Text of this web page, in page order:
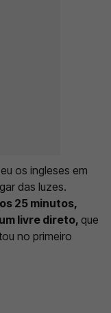
os ingleses em
das luzes.
25 minutos,
livre direto, que
no primeiro